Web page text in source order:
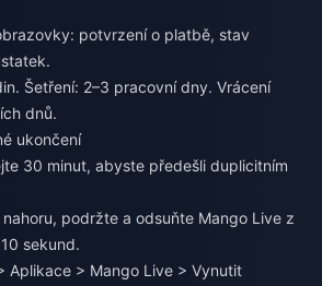
potvrzení o platbě, stav
Šetření: 2–3 pracovní dny. Vrácení
dnů.
ukončení
30 minut, abyste předešli duplicitním
podržte a odsuňte Mango Live z
Aplikace > Mango Live > Vynutit